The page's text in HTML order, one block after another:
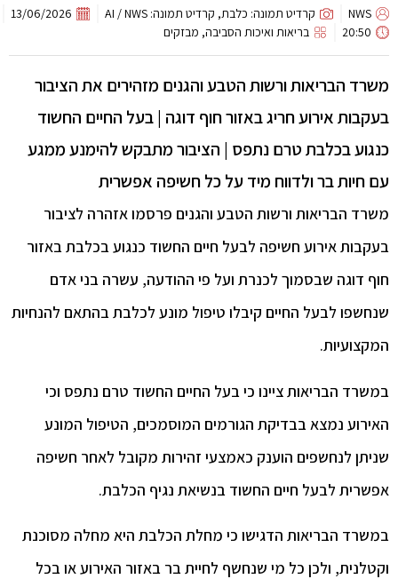
NWS קרדיט תמונה: כלבת, קרדיט תמונה: AI / NWS
13/06/2026
20:50
בריאות ואיכות הסביבה, מבזקים
משרד הבריאות ורשות הטבע והגנים מזהירים את הציבור
בעקבות אירוע חריג באזור חוף דוגה | בעל החיים החשוד
כנגוע בכלבת טרם נתפס | הציבור מתבקש להימנע ממגע
עם חיות בר ולדווח מיד על כל חשיפה אפשרית
משרד הבריאות ורשות הטבע והגנים פרסמו אזהרה לציבור
בעקבות אירוע חשיפה לבעל חיים החשוד כנגוע בכלבת באזור
חוף דוגה שבסמוך לכנרת ועל פי ההודעה, עשרה בני אדם
שנחשפו לבעל החיים קיבלו טיפול מונע לכלבת בהתאם להנחיות
המקצועיות.
במשרד הבריאות ציינו כי בעל החיים החשוד טרם נתפס וכי
האירוע נמצא בבדיקת הגורמים המוסמכים, הטיפול המונע
שניתן לנחשפים הוענק כאמצעי זהירות מקובל לאחר חשיפה
אפשרית לבעל חיים החשוד בנשיאת נגיף הכלבת.
במשרד הבריאות הדגישו כי מחלת הכלבת היא מחלה מסוכנת
וקטלנית, ולכן כל מי שנחשף לחיית בר באזור האירוע או בכל